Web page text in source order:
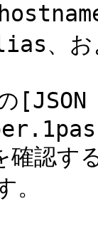
、お
する
。